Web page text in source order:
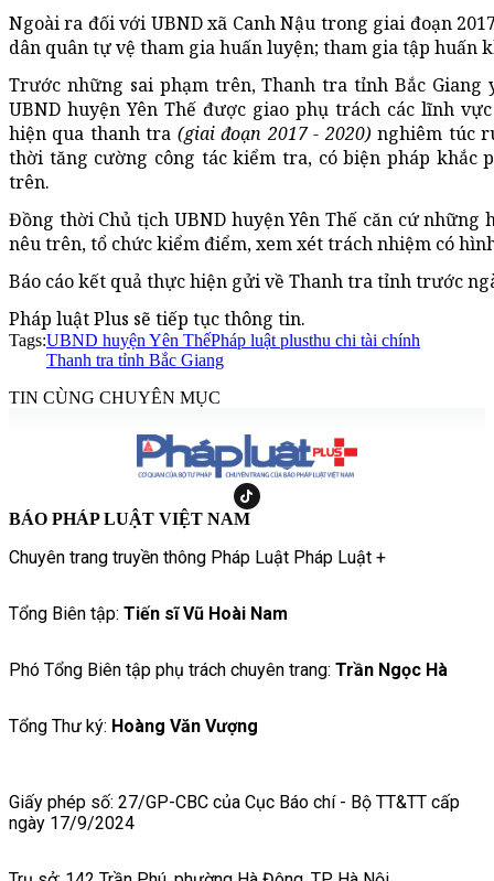
Ngoài ra đối với UBND xã Canh Nậu trong giai đoạn
dân quân tự vệ tham gia huấn luyện; tham gia tập huấn
Trước những sai phạm trên, Thanh tra tỉnh Bắc Giang
UBND huyện Yên Thế được giao phụ trách các lĩnh
hiện qua thanh tra (giai đoạn 2017 - 2020)nghiêm túc
thời tăng cường công tác kiểm tra, có biện pháp khắc
trên.
Đồng thời Chủ tịch UBND huyện Yên Thế căn cứ những
nêu trên, tổ chức kiểm điểm, xem xét trách nhiệm có
Báo cáo kết quả thực hiện gửi về Thanh tra tỉnh trước
Pháp luật Plus sẽ tiếp tục thông tin.
Tags:UBND huyện Yên ThếPháp luật plusthu chi tài chính
Thanh tra tỉnh Bắc Giang
TIN CÙNG CHUYÊN MỤC
BÁO PHÁP LUẬT VIỆT NAM
Chuyên trang truyền thông Pháp Luật Pháp Luật +
Tổng Biên tập: Tiến sĩ Vũ Hoài Nam
Phó Tổng Biên tập phụ trách chuyên trang: Trần Ngọc Hà
Tổng Thư ký: Hoàng Văn Vượng
Giấy phép số: 27/GP-CBC của Cục Báo chí - Bộ TT&TT cấp
ngày 17/9/2024